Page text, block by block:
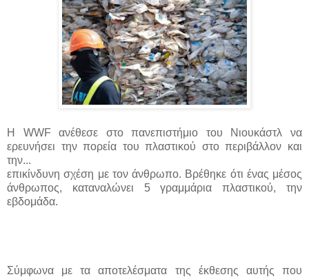
Η WWF ανέθεσε στο πανεπιστήμιο του Νιουκάστλ να
ερευνήσει την πορεία του πλαστικού στο περιβάλλον και
την...
επικίνδυνη σχέση με τον άνθρωπο. Βρέθηκε ότι ένας μέσος
άνθρωπος, καταναλώνει 5 γραμμάρια πλαστικού, την
εβδομάδα.
Σύμφωνα με τα αποτελέσματα της έκθεσης αυτής που